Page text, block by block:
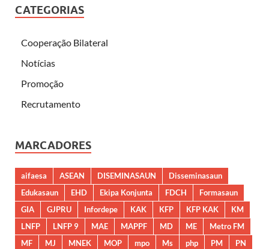
CATEGORIAS
Cooperação Bilateral
Notícias
Promoção
Recrutamento
MARCADORES
aifaesa ASEAN DISEMINASAUN
Disseminasaun
Edukasaun
EHD Ekipa Konjunta FDCH
Formasaun
GIA
GJPRU Infordepe KAK KFP KFP KAK
KM
LNFP
LNFP 9 MAE MAPPF MD ME
Metro FM
MF
MJ MNEK MOP mpo Ms php PM PN